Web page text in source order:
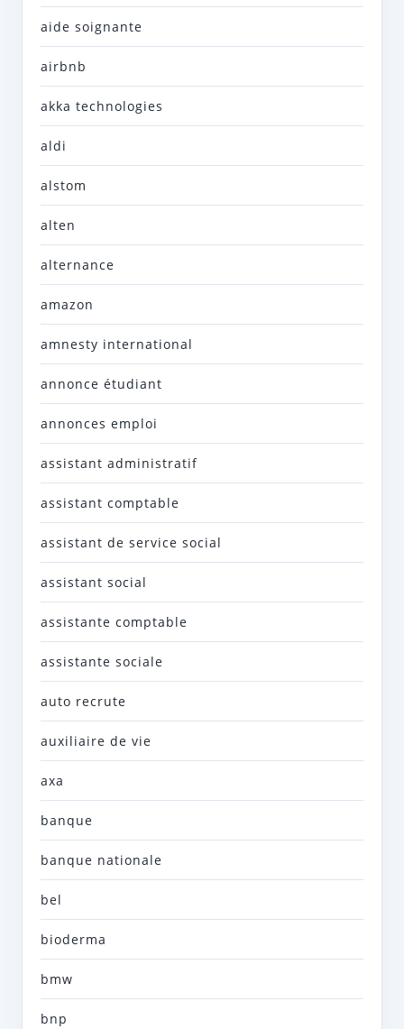
aide soignante
airbnb
akka technologies
aldi
alstom
alten
alternance
amazon
amnesty international
annonce étudiant
annonces emploi
assistant administratif
assistant comptable
assistant de service social
assistant social
assistante comptable
assistante sociale
auto recrute
auxiliaire de vie
axa
banque
banque nationale
bel
bioderma
bmw
bnp